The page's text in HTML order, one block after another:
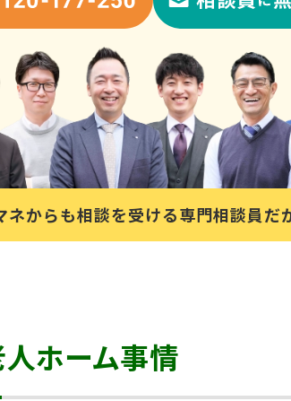
ネからも相談を受ける専門相談員だ
ホーム事情